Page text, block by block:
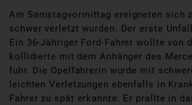
Am Samstagvormittag ereigneten sich
schwer verletzt wurden. Der erste
Ein 36-Jähriger Ford-Fahrer wollte von
kollidierte mit dem Anhänger des
fuhr. Die Opelfahrerin wurde mit
leichten Verletzungen ebenfalls in
Fahrer zu spät erkannte. Er prallte in